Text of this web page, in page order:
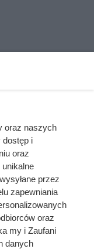
589 zł za
Posiłek na 2
oraz naszych
dostęp i
oraz
przez
zapewniania
oraz
my i Zaufani
danych